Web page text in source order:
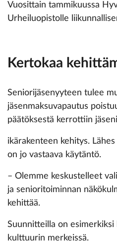
Vuosittain tammikuussa
Urheiluopistolle
Kertokaa
Seniorijäsenyyteen tulee
jäsenmaksuvapautus
päätöksestä kerrottiin
ikärakenteen kehitys.
on jo vastaava käytäntö.
– Olemme keskustelleet
ja senioritoiminnan
kehittää.
Suunnitteilla on esimerkiksi
kulttuurin merkeissä.